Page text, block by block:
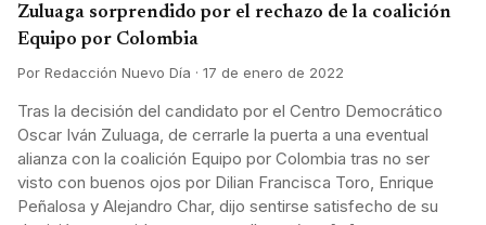
Zuluaga sorprendido por el rechazo de la coalición
Equipo por Colombia
Por Redacción Nuevo Día · 17 de enero de 2022
Tras la decisión del candidato por el Centro Democrático
Oscar Iván Zuluaga, de cerrarle la puerta a una eventual
alianza con la coalición Equipo por Colombia tras no ser
visto con buenos ojos por Dilian Francisca Toro, Enrique
Peñalosa y Alejandro Char, dijo sentirse satisfecho de su